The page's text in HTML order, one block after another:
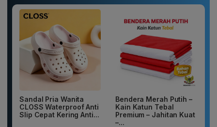
Sandal Pria Wanita
CLOSS Waterproof Anti
Slip Cepat Kering Anti...
Bendera Merah Putih –
Kain Katun Tebal
Premium – Jahitan Kuat
–...